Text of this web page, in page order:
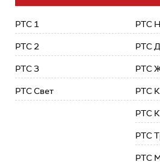
РТС 1
РТС 2
РТС 3
РТС Свет
РТС
РТС
РТС
РТС
РТС
РТС
РТС